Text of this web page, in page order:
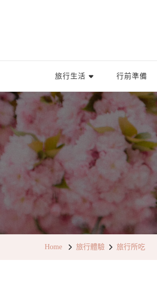
旅行生活 行前準備
Home 旅行體驗 旅行所吃